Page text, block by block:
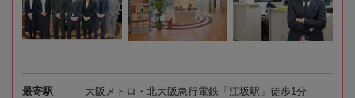
最寄駅 大阪メトロ・北大阪急行電鉄「江坂駅」徒歩1分